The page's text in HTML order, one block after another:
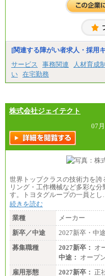
[関連する障がい者求人・採用
サービス
事務関連 人材育成
い 在宅勤務
株式会社ジェイテクト
07
世界トップクラスの技術力を
リング・工作機械など多彩な
す。トヨタグループの一員と
続きを読む
業種
メーカー
新卒／中途
2027新卒・中途
募集職種
2027新卒： オ
中途： オープ
雇用形態
2027新卒： 正